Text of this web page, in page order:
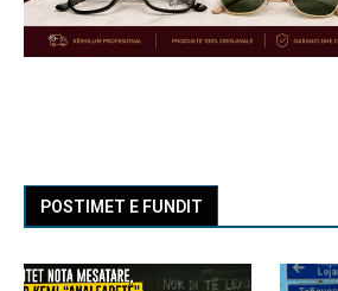
POSTIMET E FUNDIT